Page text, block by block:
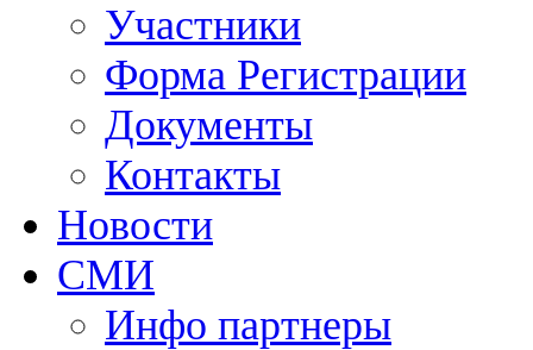
Участники
Форма Регистрации
Документы
Контакты
Новости
СМИ
Инфо партнеры